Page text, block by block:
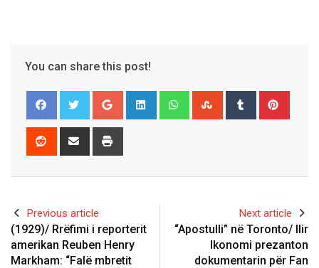
You can share this post!
Google+ LinkedIn WhatsappStumbleUpon
Tumblr
Reddit
Share
Previous article
(1929)/ Rrëfimi i reporterit
amerikan Reuben Henry
Markham: “Falë mbretit
Next article
“Apostulli” në Toronto/ Ilir
Ikonomi prezanton
dokumentarin për Fan